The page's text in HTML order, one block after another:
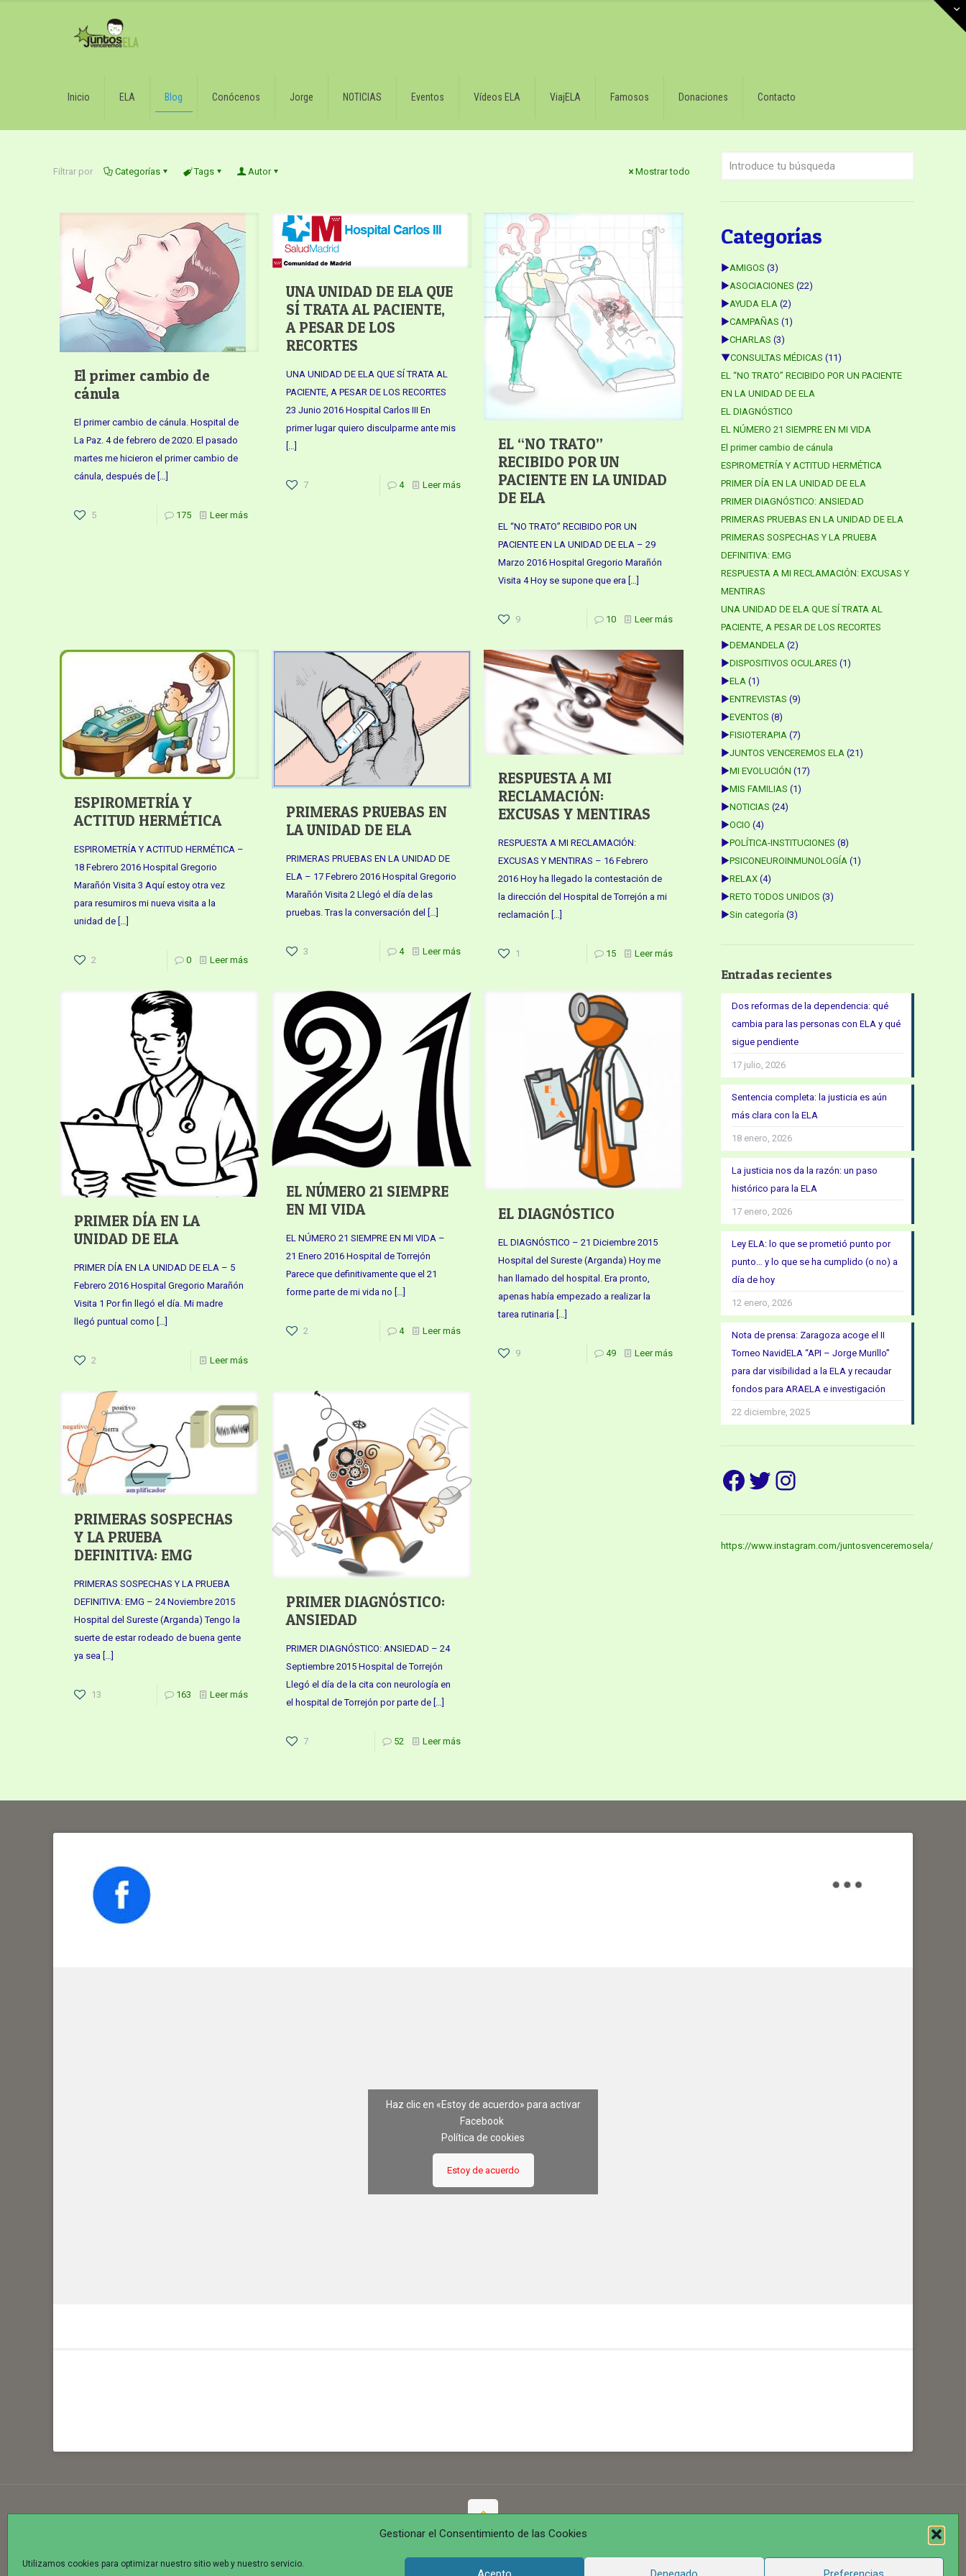
Gestionar el Consentimiento de las Cookies
Utilizamos cookies para optimizar nuestro sitio web y nuestro servicio.
Inicio ELA Blog Conócenos Jorge NOTICIAS Eventos Vídeos ELA ViajELA Famosos Donaciones Contacto
Filtrar por Categorías Tags Autor Mostrar todo
El primer cambio de
cánula
El primer cambio de cánula. Hospital de
La Paz. 4 de febrero de 2020. El pasado
martes me hicieron el primer cambio de
cánula, después de[…]
5 175 Leer más
UNA UNIDAD DE ELA QUE
SÍ TRATA AL PACIENTE,
A PESAR DE LOS
RECORTES
UNA UNIDAD DE ELA QUE SÍ TRATA AL
PACIENTE, A PESAR DE LOS RECORTES
23 Junio 2016 Hospital Carlos III En
primer lugar quiero disculparme ante mis
[…]
7 4 Leer más
EL “NO TRATO”
RECIBIDO POR UN
PACIENTE EN LA UNIDAD
DE ELA
EL “NO TRATO” RECIBIDO POR UN
PACIENTE EN LA UNIDAD DE ELA – 29
Marzo 2016 Hospital Gregorio Marañón
Visita 4 Hoy se supone que era […]
9 10 Leer más
ESPIROMETRÍA Y
ACTITUD HERMÉTICA
ESPIROMETRÍA Y ACTITUD HERMÉTICA –
18 Febrero 2016 Hospital Gregorio
Marañón Visita 3 Aquí estoy otra vez
para resumiros mi nueva visita a la
unidad de[…]
2 0 Leer más
PRIMERAS PRUEBAS EN
LA UNIDAD DE ELA
PRIMERAS PRUEBAS EN LA UNIDAD DE
ELA – 17 Febrero 2016 Hospital Gregorio
Marañón Visita 2 Llegó el día de las
pruebas. Tras la conversación del
[…]
3 4 Leer más
RESPUESTA A MI
RECLAMACIÓN:
EXCUSAS Y MENTIRAS
RESPUESTA A MI RECLAMACIÓN:
EXCUSAS Y MENTIRAS – 16 Febrero
2016 Hoy ha llegado la contestación de
la dirección del Hospital de Torrejón a mi
reclamación […]
1 15 Leer más
PRIMER DÍA EN LA
UNIDAD DE ELA
PRIMER DÍA EN LA UNIDAD DE ELA – 5
Febrero 2016 Hospital Gregorio Marañón
Visita 1 Por fin llegó el día. Mi madre
llegó puntual como
2 Leer más
EL NÚMERO 21 SIEMPRE
EN MI VIDA
EL NÚMERO 21 SIEMPRE EN MI VIDA –
21 Enero 2016 Hospital de Torrejón
Parece que definitivamente que el 21
forme parte de mi vida no […]
2 4 Leer más
EL DIAGNÓSTICO
EL DIAGNÓSTICO – 21 Diciembre 2015
Hospital del Sureste (Arganda) Hoy me
han llamado del hospital. Era pronto,
apenas había empezado a realizar la
tarea rutinaria
9 49 Leer más
PRIMERAS SOSPECHAS
Y LA PRUEBA
DEFINITIVA: EMG
PRIMERAS SOSPECHAS Y LA PRUEBA
DEFINITIVA: EMG – 24 Noviembre 2015
Hospital del Sureste (Arganda) Tengo la
suerte de estar rodeado de buena gente
ya sea[…]
13 163 Leer más
PRIMER DIAGNÓSTICO:
ANSIEDAD
PRIMER DIAGNÓSTICO: ANSIEDAD – 24
Septiembre 2015 Hospital de Torrejón
Llegó el día de la cita con neurología en
el hospital de Torrejón por parte de […]
7 52 Leer más
Categorías
►AMIGOS (3)
►ASOCIACIONES (22)
►AYUDA ELA (2)
►CAMPAÑAS (1)
►CHARLAS (3)
▼CONSULTAS MÉDICAS (11)
EL “NO TRATO” RECIBIDO POR UN PACIENTE
EN LA UNIDAD DE ELA
EL DIAGNÓSTICO
EL NÚMERO 21 SIEMPRE EN MI VIDA
El primer cambio de cánula
ESPIROMETRÍA Y ACTITUD HERMÉTICA
PRIMER DÍA EN LA UNIDAD DE ELA
PRIMER DIAGNÓSTICO: ANSIEDAD
PRIMERAS PRUEBAS EN LA UNIDAD DE ELA
PRIMERAS SOSPECHAS Y LA PRUEBA
DEFINITIVA: EMG
RESPUESTA A MI RECLAMACIÓN: EXCUSAS Y
MENTIRAS
UNA UNIDAD DE ELA QUE SÍ TRATA AL
PACIENTE, A PESAR DE LOS RECORTES
►DEMANDELA (2)
►DISPOSITIVOS OCULARES (1)
►ELA (1)
►ENTREVISTAS (9)
►EVENTOS (8)
►FISIOTERAPIA (7)
►JUNTOS VENCEREMOS ELA (21)
►MI EVOLUCIÓN (17)
►MIS FAMILIAS (1)
►NOTICIAS (24)
►OCIO (4)
►POLÍTICA-INSTITUCIONES (8)
►PSICONEUROINMUNOLOGÍA (1)
►RELAX (4)
►RETO TODOS UNIDOS (3)
►Sin categoría (3)
Entradas recientes
Dos reformas de la dependencia: qué
cambia para las personas con ELA y qué
sigue pendiente
17 julio, 2026
Sentencia completa: la justicia es aún
más clara con la ELA
18 enero, 2026
La justicia nos da la razón: un paso
histórico para la ELA
17 enero, 2026
Ley ELA: lo que se prometió punto por
punto… y lo que se ha cumplido (o no) a
día de hoy
12 enero, 2026
Nota de prensa: Zaragoza acoge el II
Torneo NavidELA “API – Jorge Murillo”
para dar visibilidad a la ELA y recaudar
fondos para ARAELA e investigación
22 diciembre, 2025
Facebook
Twitter
Instagram
https://www.instagram.com/juntosvenceremosela/
Haz clic en «Estoy de acuerdo» para activar
Facebook
Política de cookies
Estoy de acuerdo